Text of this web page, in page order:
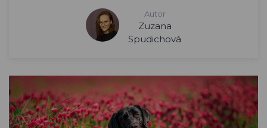
Autor
Zuzana
Spudichová